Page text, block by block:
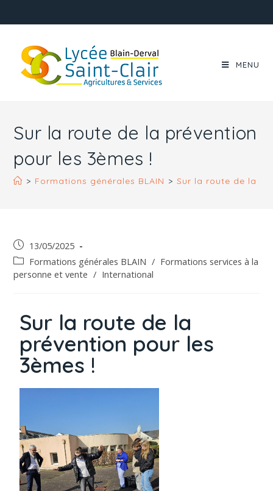
MENU
Sur la route de la prévention
pour les 3èmes !
> Formations générales BLAIN > Sur la route de la
13/05/2025
Formations générales BLAIN / Formations services à la
personne et vente / International
Sur la route de la
prévention pour les
3èmes !